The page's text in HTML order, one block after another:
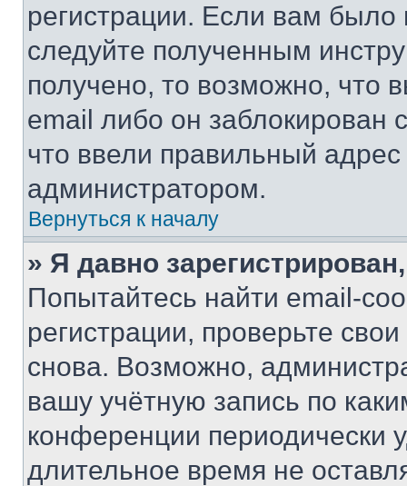
регистрации. Если вам
следуйте полученным
получено, то возможно, что
email либо он
что ввели правильный адрес
администратором.
Вернуться к началу
» Я давно
Попытайтесь найти email-
регистрации, проверьте
снова. Возможно,
вашу учётную запись по
конференции периодически
длительное время не